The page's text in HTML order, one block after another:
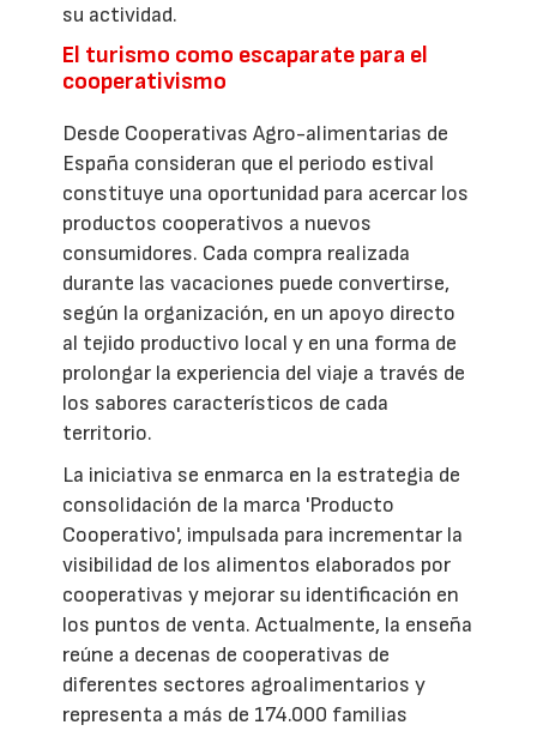
su actividad.
El turismo como escaparate para el
cooperativismo
Desde Cooperativas Agro-alimentarias de
España consideran que el periodo estival
constituye una oportunidad para acercar los
productos cooperativos a nuevos
consumidores. Cada compra realizada
durante las vacaciones puede convertirse,
según la organización, en un apoyo directo
al tejido productivo local y en una forma de
prolongar la experiencia del viaje a través de
los sabores característicos de cada
territorio.
La iniciativa se enmarca en la estrategia de
consolidación de la marca 'Producto
Cooperativo', impulsada para incrementar la
visibilidad de los alimentos elaborados por
cooperativas y mejorar su identificación en
los puntos de venta. Actualmente, la enseña
reúne a decenas de cooperativas de
diferentes sectores agroalimentarios y
representa a más de 174.000 familias